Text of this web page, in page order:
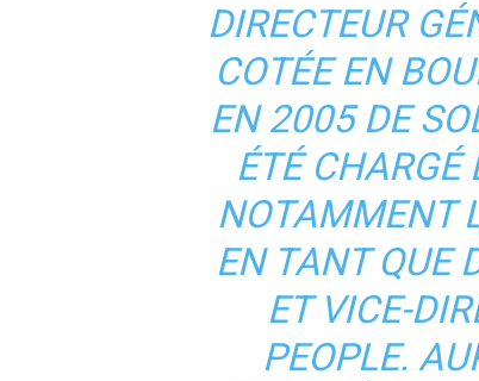
DIRECTEUR
COTÉE EN
EN 2005 DE
ÉTÉ CHARGÉ
NOTAMMENT
EN TANT QUE
ET VICE-
PEOPLE.